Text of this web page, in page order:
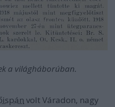
a világháborúban.
volt Váradon, nagy